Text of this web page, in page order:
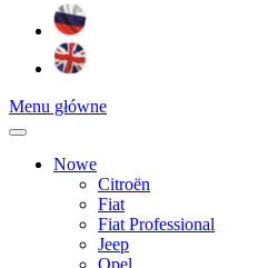
Menu główne
Nowe
Citroën
Fiat
Fiat Professional
Jeep
Opel